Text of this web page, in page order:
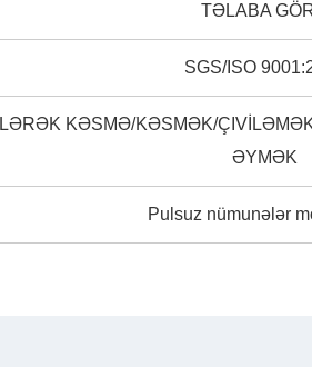
TƏLABA
SGS/ISO
KƏSMƏ/KƏSMƏK/
ƏYMƏK
Pulsuz nümunələr